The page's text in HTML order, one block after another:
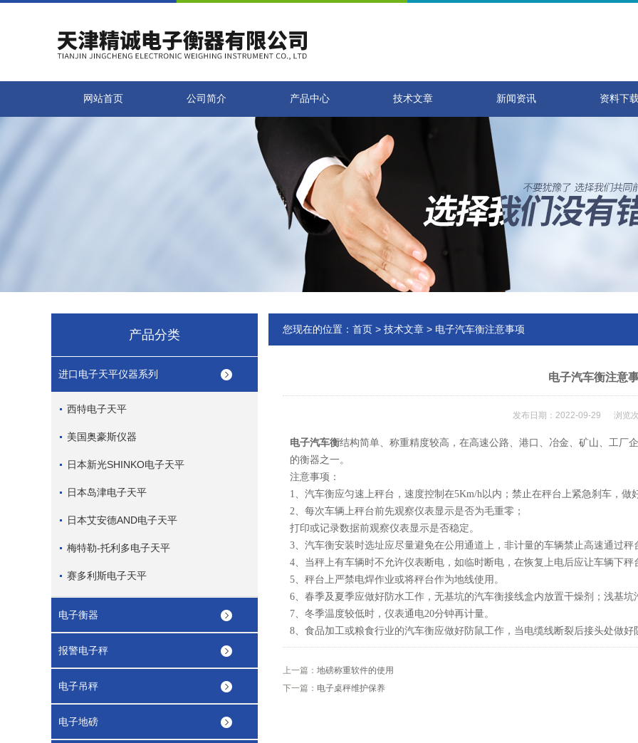
网站首页 公司简介 产品中心 技术文章 新闻资讯 资料下
产品分类
进口电子天平仪器系列
西特电子天平
美国奥豪斯仪器
日本新光SHINKO电子天平
日本岛津电子天平
日本艾安德AND电子天平
梅特勒-托利多电子天平
赛多利斯电子天平
电子衡器
报警电子秤
电子吊秤
电子地磅
您现在的位置： 首页 > 技术文章 > 电子汽车衡注意事项
电子汽车衡注意
发布日期：2022-09-29 浏览
电子汽车衡结构简单、称重精度较高，在高速公路、港口、冶金、矿山、工厂
的衡器之一。
注意事项：
1、汽车衡应匀速上秤台，速度控制在5Km/h以内； 禁止在秤台上紧急刹车，做
2、每次车辆上秤台前先观察仪表显示是否为毛重零；
打印或记录数据前观察仪表显示是否稳定。
3、汽车衡安装时选址应尽量避免在公用通道上，非计量的车辆禁止高速通过秤
4、当秤上有车辆时不允许仪表断电，如临时断电，在恢复上电后应让车辆下
5、秤台上严禁电焊作业或将秤台作为地线使用。
6、春季及夏季应做好防水工作，无基坑的汽车衡接线盒内放置干燥剂；浅基
7、冬季温度较低时，仪表通电20分钟再计量。
8、食品加工或粮食行业的汽车衡应做好防鼠工作，当电缆线断裂后接头处做好
上一篇： 地磅称重软件的使用
下一篇： 电子桌秤维护保养